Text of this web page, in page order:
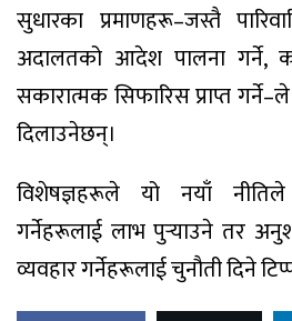
सुधारका प्रमाणहरू–जस्तै
अदालतको आदेश पालना गर्ने,
सकारात्मक सिफारिस प्राप्त
दिलाउनेछन्।
विशेषज्ञहरूले यो नयाँ
गर्नेहरूलाई लाभ पुर्‍याउने तर
व्यवहार गर्नेहरूलाई चुनौती दिने